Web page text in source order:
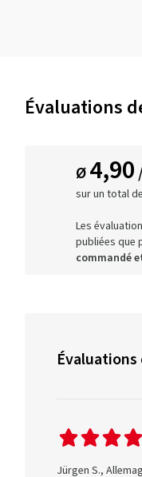
Évaluations
Ø4,90
sur un total
Les
publiées que
commandé
Jürgen S.,